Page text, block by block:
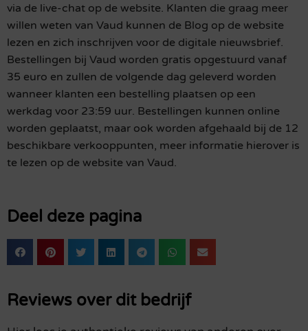
via de live-chat op de website. Klanten die graag meer
willen weten van Vaud kunnen de Blog op de website
lezen en zich inschrijven voor de digitale nieuwsbrief.
Bestellingen bij Vaud worden gratis opgestuurd vanaf
35 euro en zullen de volgende dag geleverd worden
wanneer klanten een bestelling plaatsen op een
werkdag voor 23:59 uur. Bestellingen kunnen online
worden geplaatst, maar ook worden afgehaald bij de 12
beschikbare verkooppunten, meer informatie hierover is
te lezen op de website van Vaud.
Deel deze pagina
Reviews over dit bedrijf